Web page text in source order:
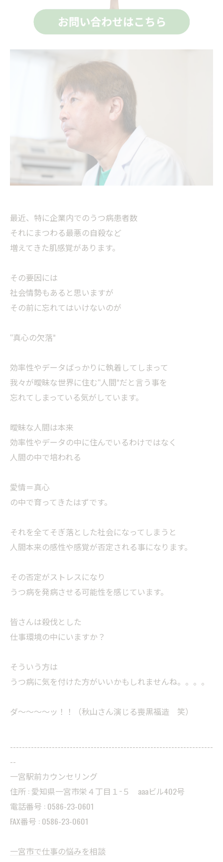
最近、特に企業内でのうつ病患者数
それにまつわる最悪の自殺など
増えてきた肌感覚があります。
その要因には
社会情勢もあると思いますが
その前に忘れてはいけないのが
“真心の欠落”
効率性やデータばっかりに執着してしまって
我々が曖昧な世界に住む“人間”だと言う事を
忘れてしまっている気がしています。
曖昧な人間は本来
効率性やデータの中に住んでいるわけではなく
人間の中で培われる
愛情＝真心
の中で育ってきたはずです。
それを全てそぎ落とした社会になってしまうと
人間本来の感性や感覚が否定される事になります。
その否定がストレスになり
うつ病を発病させる可能性を感じています。
皆さんは殺伐とした
仕事環境の中にいますか？
そういう方は
うつ病に気を付けた方がいいかもしれませんね。。。。
ダ～～～～ッ！！（秋山さん演じる喪黒福造 笑）
--------------------------------------------------------------------
--
一宮駅前カウンセリング
住所 : 愛知県一宮市栄４丁目１−５ aaaビル402号
電話番号 : 0586-23-0601
FAX番号 : 0586-23-0601
一宮市で仕事の悩みを相談